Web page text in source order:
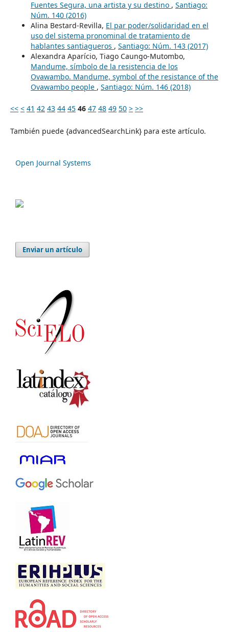
Fuentes Segura, una artista y su destino , Santiago:
Núm. 140 (2016)
Alina Bestard-Revilla, El par poder/solidaridad en el
uso del sistema pronominal de tratamiento de
hablantes santiagueros , Santiago: Núm. 143 (2017)
Alexandra Aparício, Tiago Caungo-Mutombo,
Mandume, símbolo de la resistencia de los
Ovawambo. Mandume, symbol of the resistance of the
Ovawambo people , Santiago: Núm. 146 (2018)
<< < 41 42 43 44 45 46 47 48 49 50 > >>
También puede {advancedSearchLink} para este artículo.
Open Journal Systems
Enviar un artículo